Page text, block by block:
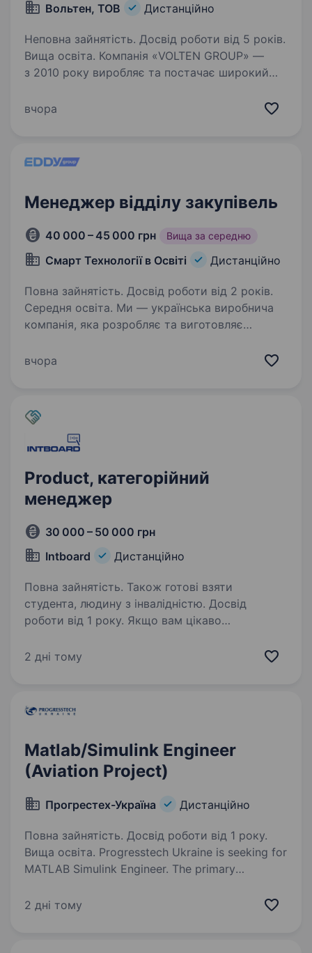
Вольтен, ТОВ Дистанційно
Неповна зайнятість. Досвід роботи від 5 років.
Вища освіта. Компанія «VOLTEN GROUP» —
з 2010 року виробляє та постачає широкий
для ліній електропередач та підстанцій. Ми є
вчора
Менеджер відділу закупівель
40 000 – 45 000 грн Вища за середню
Смарт Технології в Освіті Дистанційно
Повна зайнятість. Досвід роботи від 2 років.
Середня освіта. Ми — українська виробнича
компанія, яка розробляє та виготовляє
мультимедійне та електронне обладнання для
вчора
Product, категорійний
менеджер
30 000 – 50 000 грн
Intboard
Дистанційно
Повна зайнятість. Також готові взяти
студента, людину з інвалідністю. Досвід
роботи від 1 року. Якщо вам цікаво
вплив, — давайте знайомитися Ми створюємо
INTBOARD та NEOR — і будуємо екосистему…
2 дні тому
Matlab/Simulink Engineer
(Aviation Project)
Прогрестех-Україна Дистанційно
Повна зайнятість. Досвід роботи від 1 року.
Вища освіта. Progresstech Ukraine is seeking for
MATLAB Simulink Engineer. The primary
development of airplane systems as well
2 дні тому